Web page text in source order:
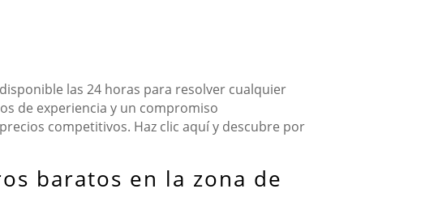
las 24 horas para resolver cualquier
de experiencia y un compromiso
competitivos. Haz clic aquí y descubre por
baratos en la zona de